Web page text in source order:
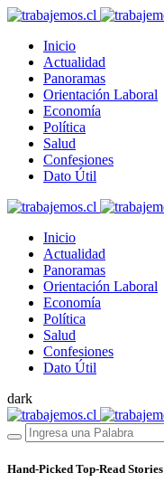
Inicio
Actualidad
Panoramas
Orientación Laboral
Economía
Política
Salud
Confesiones
Dato Útil
Inicio
Actualidad
Panoramas
Orientación Laboral
Economía
Política
Salud
Confesiones
Dato Útil
dark
Hand-Picked Top-Read Stories